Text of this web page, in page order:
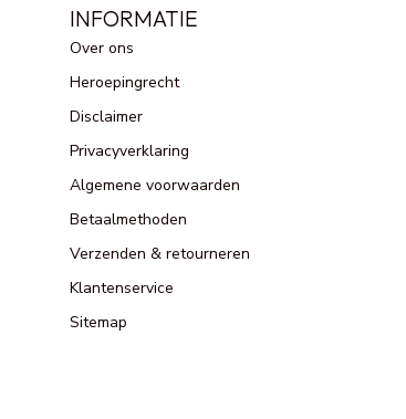
INFORMATIE
Over ons
Heroepingrecht
Disclaimer
Privacyverklaring
Algemene voorwaarden
Betaalmethoden
Verzenden & retourneren
Klantenservice
Sitemap